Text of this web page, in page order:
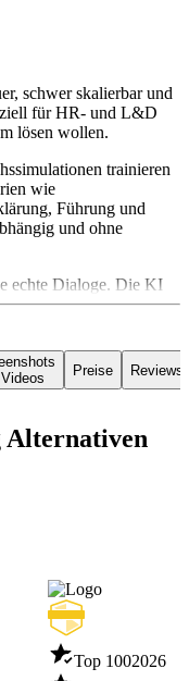
schwer skalierbar und
für HR- und L&D
lösen wollen.
trainieren
wie
Führung und
und ohne
echte Dialoge. Die KI
und liefert
erhöht die
Reality und eignet
Preise Reviews
Alternativen
Top 1002026